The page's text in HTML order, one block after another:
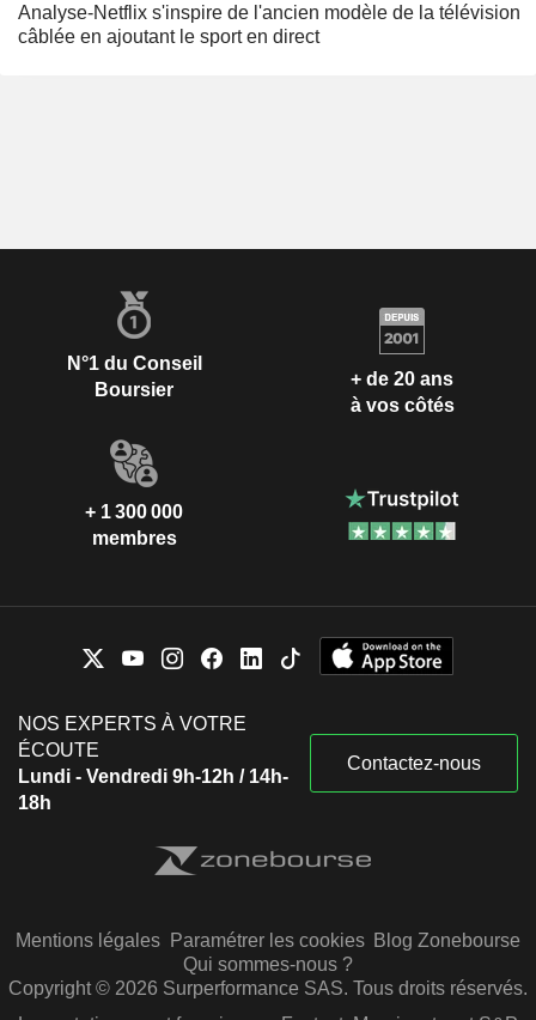
Analyse-Netflix s'inspire de l'ancien modèle de la télévision
câblée en ajoutant le sport en direct
N°1 du Conseil
Boursier
+ de 20 ans
à vos côtés
+ 1 300 000
membres
NOS EXPERTS À VOTRE
ÉCOUTE
Lundi - Vendredi 9h-12h / 14h-
18h
Contactez-nous
Mentions légales Paramétrer les cookies Blog Zonebourse
Qui sommes-nous ?
Copyright © 2026 Surperformance SAS. Tous droits réservés.